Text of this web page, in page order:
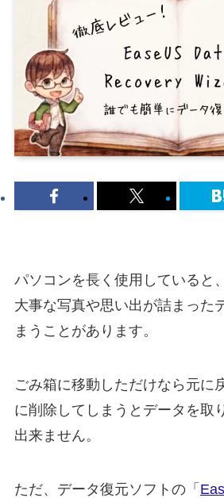
パソコンを長く使用していると
大事な写真や思い出が詰まった
まうことがあります。
ごみ箱に移動しただけなら元に
に削除してしまうとデータを取
出来ません。
ただ、データ復元ソフトの「